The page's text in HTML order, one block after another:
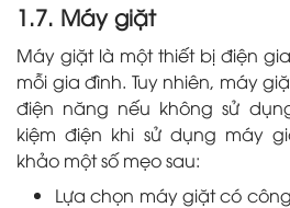
1.7. Máy giặt
Máy giặt là một thiết bị điện
mỗi gia đình. Tuy nhiên, máy
điện năng nếu không sử
kiệm điện khi sử dụng máy
khảo một số mẹo sau:
Lựa chọn máy giặt có